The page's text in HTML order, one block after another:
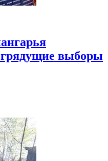
выборы